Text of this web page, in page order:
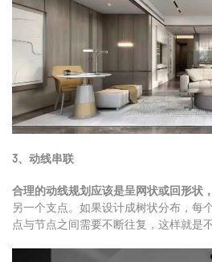
3、 动线串联
合理的动线规划应该是呈网状或回形状，
另一个支点。如果设计成树状分布，每
点与节点之间需要不断往复，这样就是